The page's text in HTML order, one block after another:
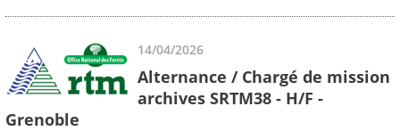
14/04/2026
Alternance / Chargé de mission
archives SRTM38 - H/F -
Grenoble